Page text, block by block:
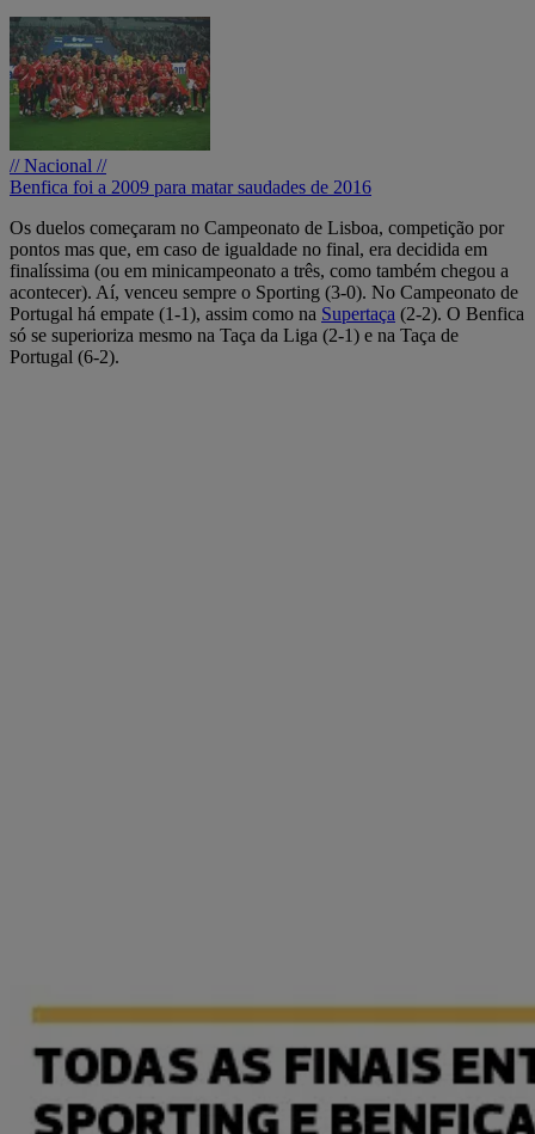
// Nacional //
Benfica foi a 2009 para matar saudades de 2016
Os duelos começaram no Campeonato de Lisboa, competição por
pontos mas que, em caso de igualdade no final, era decidida em
finalíssima (ou em minicampeonato a três, como também chegou a
acontecer). Aí, venceu sempre o Sporting (3-0). No Campeonato de
Portugal há empate (1-1), assim como na Supertaça (2-2). O Benfica
só se superioriza mesmo na Taça da Liga (2-1) e na Taça de
Portugal (6-2).